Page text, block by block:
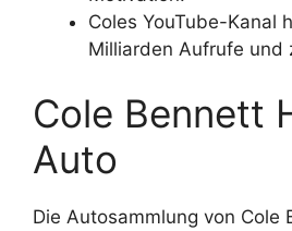
Coles YouTube-Kanal
Milliarden Aufrufe und
Cole Bennett
Auto
Die Autosammlung von Cole